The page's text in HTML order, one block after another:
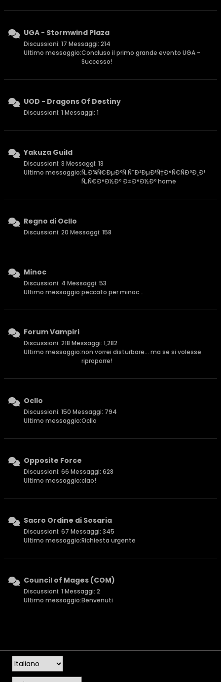
UGA - Stormwind Plaza
Discussioni: 17 Messaggi: 214
Ultimo messaggio:Concluso il primo grande evento UGA -
Successo!
UOD - Dragons Of Destiny
Discussioni: 1 Messaggi: 1
Yakuza Guild
Discussioni: 3 Messaggi: 13
Ultimo messaggio:Ñ„Ð¾Ñ€ÐµÐºÑ ÑˆÐ²ÐµÐ¹Ñ†Ð°Ñ€ÑÐºÐ¸Ð¹
Ñ„Ñ€Ð°Ð½Ðº Ð±Ð°Ð½Ðº home
Regno di Ocllo
Discussioni: 20 Messaggi: 158
Minoc
Discussioni: 4 Messaggi: 53
Ultimo messaggio:peccato per minoc...
Forum Vampiri
Discussioni: 218 Messaggi: 1,282
Ultimo messaggio:non vorrei disturbare... ma se si volesse
riproporre!
Ocllo
Discussioni: 150 Messaggi: 794
Ultimo messaggio:Ocllo
Opposite Force
Discussioni: 66 Messaggi: 628
Ultimo messaggio:ciao!
Sacro Ordine di Sosaria
Discussioni: 67 Messaggi: 345
Ultimo messaggio:Richiesta urgente
Council of Mages (COM)
Discussioni: 1 Messaggi: 2
Ultimo messaggio:Benvenuti